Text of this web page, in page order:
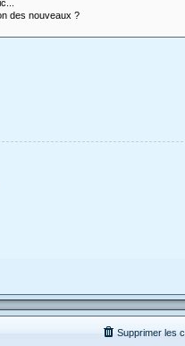
Supprimer les